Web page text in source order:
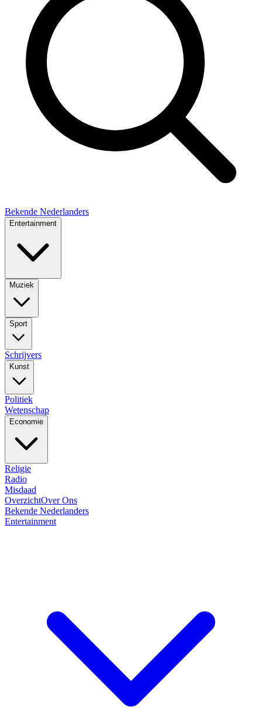
Bekende Nederlanders
Entertainment
Muziek
Sport
Schrijvers
Kunst
Politiek
Wetenschap
Economie
Religie
Radio
Misdaad
OverzichtOver Ons
Bekende Nederlanders
Entertainment